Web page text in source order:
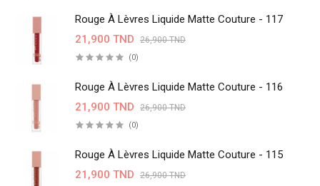
Rouge À Lèvres Liquide Matte Couture - 117
21,900 TND
26,900 TND
(0)
Rouge À Lèvres Liquide Matte Couture - 116
21,900 TND
26,900 TND
(0)
Rouge À Lèvres Liquide Matte Couture - 115
21,900 TND
26,900 TND